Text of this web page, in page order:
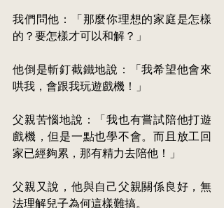
我們問他：「那麼你理想的家庭是怎樣
的？要怎樣才可以和解？」
他倒是斬釘截鐵地說：「我希望他會來
哄我，會跟我玩遊戲機！」
父親苦惱地說：「我也有嘗試陪他打遊
戲機，但是一點也學不會。而且放工回
家已經夠累，那有精力去陪他！」
父親又說，他與自己父親關係良好，無
法理解兒子為何這樣難搞。